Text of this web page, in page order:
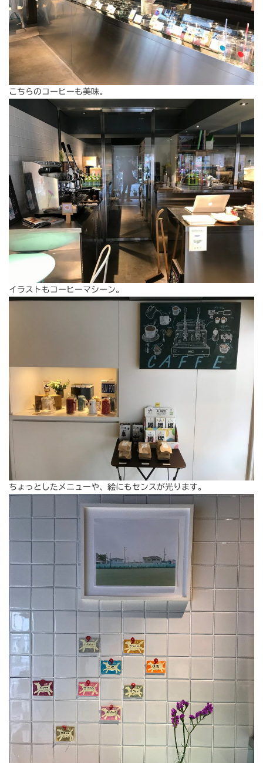
こちらのコーヒーも美味。
イラストもコーヒーマシーン。
ちょっとしたメニューや、絵にもセンスが光ります。